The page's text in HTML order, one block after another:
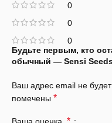
0
0
0
Будьте первым, кто
обычный — Sensi
Ваш адрес email не будет
помечены *
*